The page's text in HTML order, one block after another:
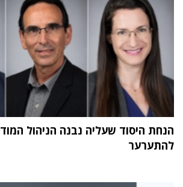
הנחת היסוד שעליה נבנה הניהול
להתערער